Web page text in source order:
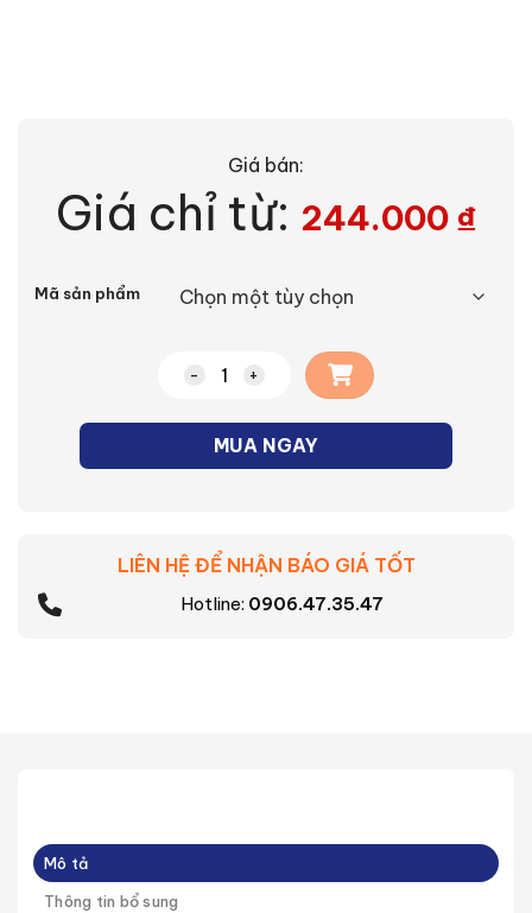
Giá bán:
Giá chỉ từ: 244.000 ₫
Mã sản phẩm
Bộ 3 công tắc Minerva Panasonic số
MUA NGAY
LIÊN HỆ ĐỂ NHẬN BÁO GIÁ TỐT
Hotline: 0906.47.35.47
Mô tả
Thông tin bổ sung